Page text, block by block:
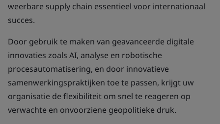
weerbare supply chain essentieel voor internationaal
succes.
Door gebruik te maken van geavanceerde digitale
innovaties zoals AI, analyse en robotische
procesautomatisering, en door innovatieve
samenwerkingspraktijken toe te passen, krijgt uw
organisatie de flexibiliteit om snel te reageren op
verwachte en onvoorziene geopolitieke druk.